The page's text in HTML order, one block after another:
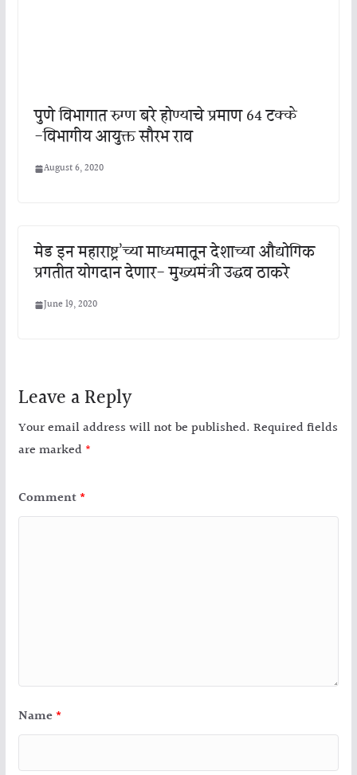
पुणे विभागात रुग्ण बरे होण्याचे प्रमाण 64 टक्के
-विभागीय आयुक्त सौरभ राव
August 6, 2020
मेड इन महाराष्ट्र’च्या माध्यमातून देशाच्या औद्योगिक
प्रगतीत योगदान देणार- मुख्यमंत्री उद्धव ठाकरे
June 19, 2020
Leave a Reply
Your email address will not be published. Required fields
are marked *
Comment *
Name *